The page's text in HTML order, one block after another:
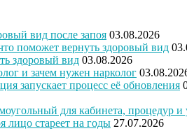
вид после запоя 03.08.2026
поможет вернуть здоровый вид
здоровый вид 03.08.2026
и зачем нужен нарколог
запускает процесс её обновления
для кабинета, процедур и
лицо стареет на годы 27.07.2026